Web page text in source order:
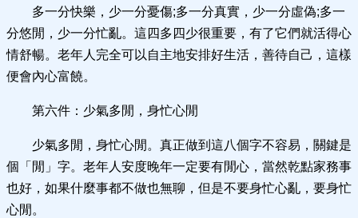
多一分快樂，少一分憂傷;多一分真實，少一分虛偽;多一
分悠閒，少一分忙亂。這四多四少很重要，有了它們就活得心
情舒暢。老年人完全可以自主地安排好生活，善待自己，這樣
便會內心富饒。
第六件：少氣多閒，身忙心閒
少氣多閒，身忙心閒。真正做到這八個字不容易，關鍵是
個「閒」字。老年人安度晚年一定要有閒心，當然乾點家務事
也好，如果什麼事都不做也無聊，但是不要身忙心亂，要身忙
心閒。